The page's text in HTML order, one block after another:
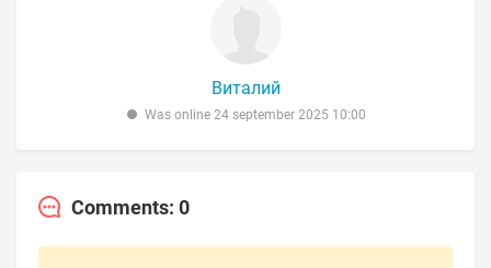
Виталий
Was online 24 september 2025 10:00
Comments: 0